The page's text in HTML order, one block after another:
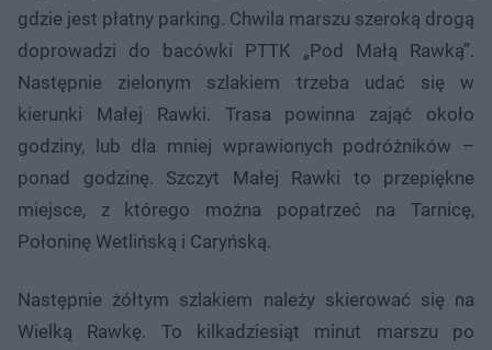
gdzie jest płatny parking. Chwila marszu szeroką drogą
doprowadzi do bacówki PTTK „Pod Małą Rawką”.
Następnie zielonym szlakiem trzeba udać się w
kierunki Małej Rawki. Trasa powinna zająć około
godziny, lub dla mniej wprawionych podróżników –
ponad godzinę. Szczyt Małej Rawki to przepiękne
miejsce, z którego można popatrzeć na Tarnicę,
Połoninę Wetlińską i Caryńską.
Następnie żółtym szlakiem należy skierować się na
Wielką Rawkę. To kilkadziesiąt minut marszu po